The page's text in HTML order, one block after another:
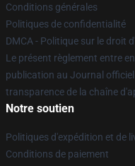
Conditions générales
Politiques de confidentialité
DMCA - Politique sur le droit
Le présent règlement entre
publication au Journal
transparence de la chaîne
Notre soutien
Politiques d'expédition et de
Conditions de paiement